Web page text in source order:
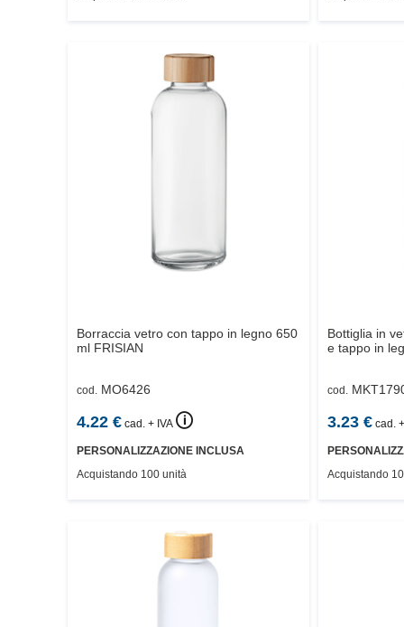
Borraccia vetro con tappo in legno 650
ml FRISIAN
cod. MO6426
4.22 € cad. + IVA 🛈
PERSONALIZZAZIONE INCLUSA
Acquistando 100 unità
Bottiglia in
e tappo in
cod.
3.23€ cad.
Acquistando